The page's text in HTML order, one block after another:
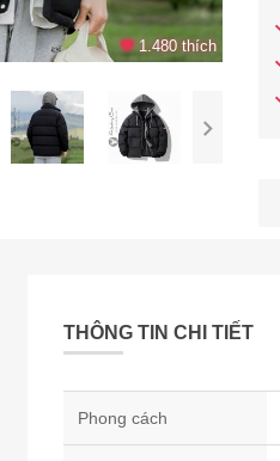
1.480 thích
THÔNG TIN CHI TIẾT
Phong cách